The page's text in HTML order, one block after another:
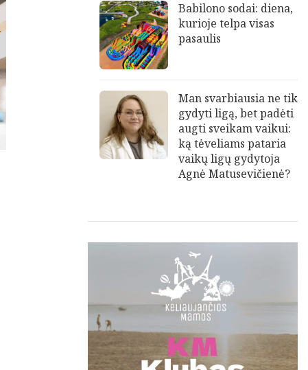
Babilono sodai: diena,
kurioje telpa visas
pasaulis
Man svarbiausia ne tik
gydyti ligą, bet padėti
augti sveikam vaikui:
ką tėveliams pataria
vaikų ligų gydytoja
Agnė Matusevičienė?